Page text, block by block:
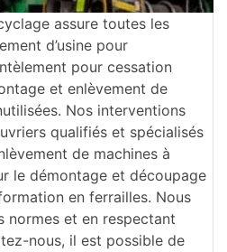
assure toutes les
d’usine pour
pour cessation
et enlèvement de
Nos interventions
qualifiés et spécialisés
de machines à
le démontage et découpage
en ferrailles. Nous
normes et en respectant
nous, il est possible de